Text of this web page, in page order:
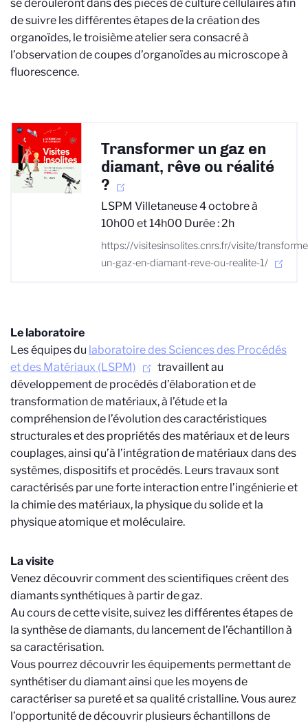
se dérouleront dans des pièces de culture cellulaires afin
de suivre les différentes étapes de la création des
organoïdes, le troisième atelier sera consacré à
l’observation de coupes d’organoïdes au microscope à
fluorescence.
Transformer un gaz en
diamant, rêve ou réalité
?
LSPM Villetaneuse 4 octobre à
10h00 et 14h00 Durée : 2h
https://visitesinsolites.cnrs.fr/visite/
un-gaz-en-diamant-reve-ou-realite-1/
Le laboratoire
Les équipes du laboratoire des Sciences des Procédés
et des Matériaux (LSPM)
travaillent au
développement de procédés d’élaboration et de
transformation de matériaux, à l’étude et la
compréhension de l’évolution des caractéristiques
structurales et des propriétés des matériaux et de leurs
couplages, ainsi qu’à l’intégration de matériaux dans des
systèmes, dispositifs et procédés. Leurs travaux sont
caractérisés par une forte interaction entre l’ingénierie et
la chimie des matériaux, la physique du solide et la
physique atomique et moléculaire.
La visite
Venez découvrir comment des scientifiques créent des
diamants synthétiques à partir de gaz.
Au cours de cette visite, suivez les différentes étapes de
la synthèse de diamants, du lancement de l’échantillon à
sa caractérisation.
Vous pourrez découvrir les équipements permettant de
synthétiser du diamant ainsi que les moyens de
caractériser sa pureté et sa qualité cristalline. Vous aurez
l’opportunité de découvrir plusieurs échantillons de